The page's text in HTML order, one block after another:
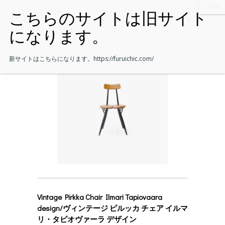
Vintage Pirkka Chair Ilmari Tapiovaara
design/ヴィンテージ ピルッカ チェア イルマ
リ・タピオヴァーラ デザイン
新サイトはこちらになります。 https://furuichic.com/